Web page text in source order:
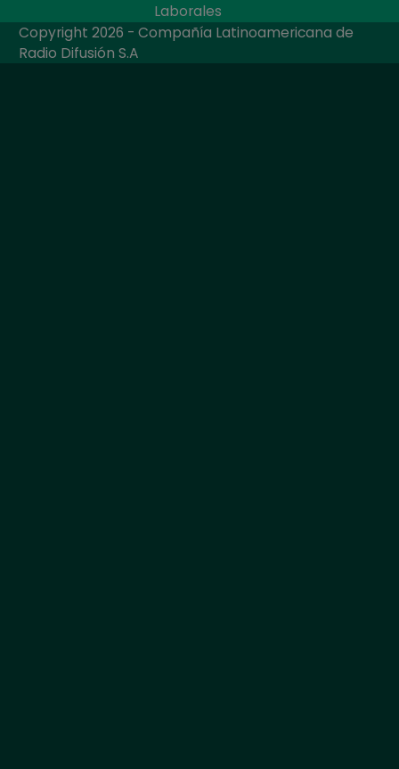
Laborales
Copyright 2026 - Compañía Latinoamericana de
Radio Difusión S.A